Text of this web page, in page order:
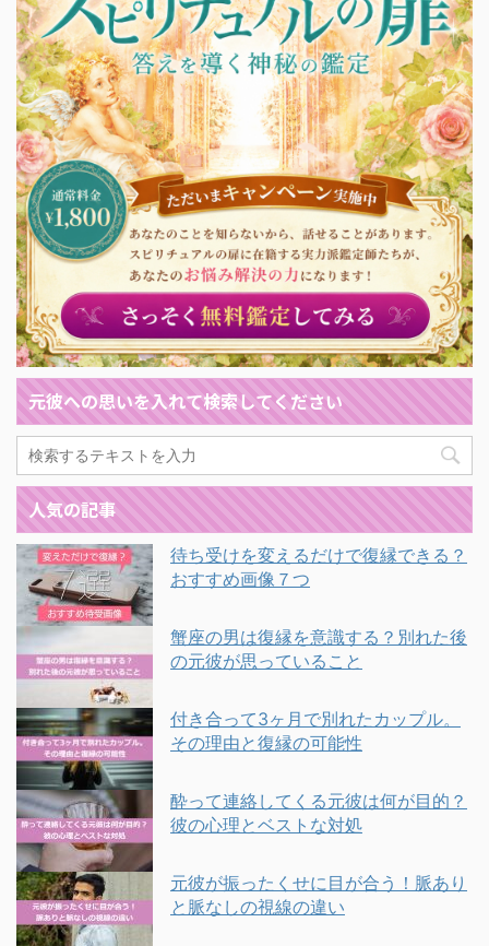
元彼への思いを入れて検索してください
人気の記事
待ち受けを変えるだけで復縁できる？
おすすめ画像７つ
蟹座の男は復縁を意識する？別れた後
の元彼が思っていること
付き合って3ヶ月で別れたカップル。
その理由と復縁の可能性
酔って連絡してくる元彼は何が目的？
彼の心理とベストな対処
元彼が振ったくせに目が合う！脈あり
と脈なしの視線の違い